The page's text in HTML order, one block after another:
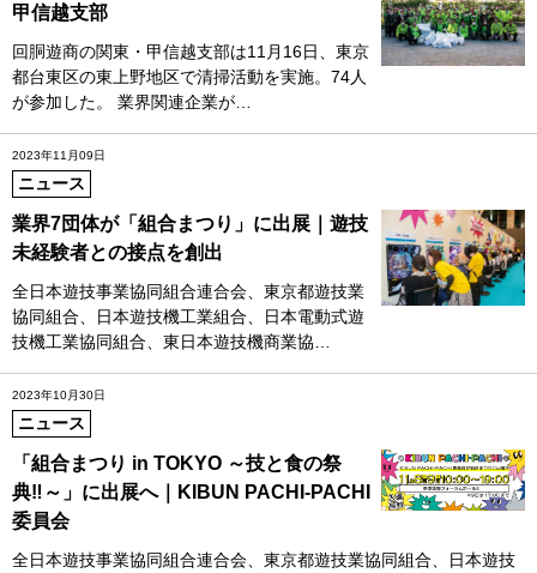
甲信越支部
回胴遊商の関東・甲信越支部は11月16日、東京
都台東区の東上野地区で清掃活動を実施。74人
が参加した。 業界関連企業が…
2023年11月09日
ニュース
業界7団体が「組合まつり」に出展｜遊技
未経験者との接点を創出
全日本遊技事業協同組合連合会、東京都遊技業
協同組合、日本遊技機工業組合、日本電動式遊
技機工業協同組合、東日本遊技機商業協…
2023年10月30日
ニュース
「組合まつり in TOKYO ～技と食の祭
典‼～」に出展へ｜KIBUN PACHI-PACHI
委員会
全日本遊技事業協同組合連合会、東京都遊技業協同組合、日本遊技